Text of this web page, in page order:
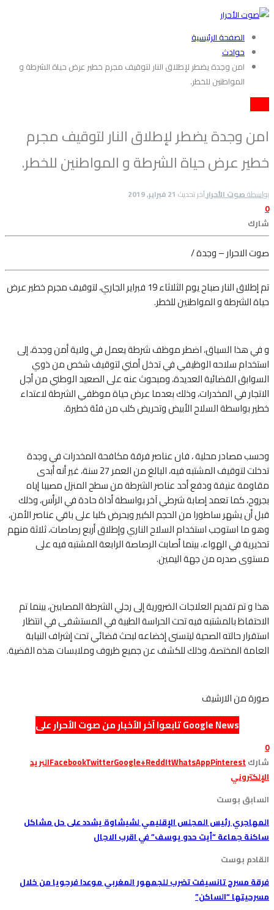
الصفحة الرئيسية
حوادث
امن وجدة يضطر لإطلاق النار لتوقيف مجرم خطير عرض حياة الشرطة و
المواطنين للخطر.
امن وجدة يضطر لإطلاق النار لتوقيف مجرم
خطير عرض حياة الشرطة و المواطنين للخطر.
بواسطةصوت الأحرارآخر تحديث 21 فبراير, 2019
0
شارك
صوت الاحرار – وجدة /
تم إطلاق النار صباح يوم الثلاثاء 19 فبراير الجاري، لتوقيف مجرم خطير عرض
حياةالشرطة و المواطنين للخطر.
و في هذا السياق، اضطر موظف شرطة يعمل في ولاية أمن وجدة، إلى
استخدام سلاحه الوظيفي في تدخل أمني لتوقيف شخص من ذوي
السوابق القضائية العديدة، ومبحوث عنه على الصعيد الوطني من أجل
الاتجار في المخدرات، وذلك بعدما عرض حياة موظفي الشرطة لاعتداء
خطير بواسطة السلاح الأبيض وتحريض كلب من فئة خطيرة.
وحسب مصادر محلية ، فان عناصر فرقة مكافحة المخدرات في وجدة
تدخلت لتوقيف المشتبه فيه، البالغ من العمر 27 سنة، غير أنه أبدى
مقاومة عنيفة ودفع أحد عناصر الشرطة من سطح المنزل مصيبا إياه
بجروح، كما تعمد إصابة شرطي آخر بواسطة أداة حادة في الرأس، وذلك
قبل أن يشهر ساطورا من الحجم الكبير ويحرض كلبا على باقي عناصر الأمن،
وهو ما استوجب استخدام السلاح الناري وإطلاق أربع رصاصات، ثلاثة منهم
تحذيرية في الهواء، بينما أصابت الرصاصة الرابعة المشتبه فيه على
مستوى صدره من جهة اليمين.
هذا و تم تقديم العلاجات الضرورية إلى رجلي الشرطة المصابين، بينما تم
الاحتفاظ بالمشتبه فيه تحت الحراسة الطبية في المستشفى في انتظار
استقرار حالته الصحية ليتسنى إخضاعه لبحث قضائي تحت إشراف النيابة
العامة المختصة، وذلك للكشف عن جميع ظروف وملابسات هذه القضية.
صورة من الارشيف
تابعوا آخر الأخبار من صوت الأحرار على Google News
0
شارك
FacebookTwitterGoogle+ReddItWhatsAppPinterest
البريد
الإلكتروني
السابق بوست
المهاجري رئيس المجلس الإقليمي لشيشاوة يشدد على حل مشاكل
ساكنة جماعة “أيت حدو يوسف” في اقرب الاجال
القادم بوست
فرقة مسرح تانسيفت تضرب للجمهور المغربي موعدا فرجويا من خلال
مسرحيتها “الساكن”